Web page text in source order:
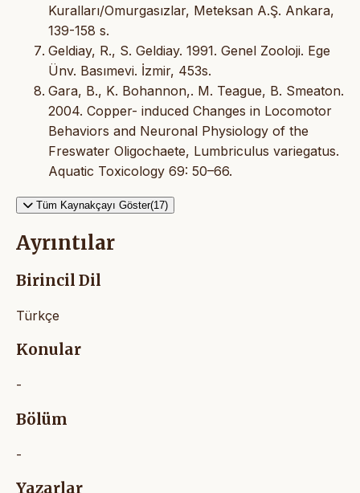
Kuralları/Omurgasızlar, Meteksan A.Ş. Ankara,
139-158 s.
Geldiay, R., S. Geldiay. 1991. Genel Zooloji. Ege
Ünv. Basımevi. İzmir, 453s.
Gara, B., K. Bohannon,. M. Teague, B. Smeaton.
2004. Copper- induced Changes in Locomotor
Behaviors and Neuronal Physiology of the
Freswater Oligochaete, Lumbriculus variegatus.
Aquatic Toxicology 69: 50–66.
Tüm Kaynakçayı Göster(17)
Ayrıntılar
Birincil Dil
Türkçe
Konular
-
Bölüm
-
Yazarlar